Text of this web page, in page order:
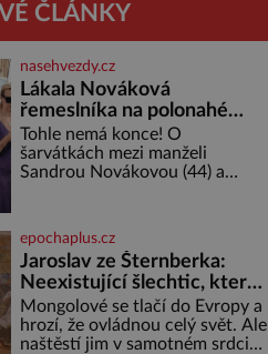
ČLÁNKY
nasehvezdy.cz
Lákala Nováková
řemeslníka na polonahé
tělo!
Tohle nemá konce! O
šarvátkách mezi manželi
Sandrou Novákovou (44) a
by doufal, že horká zem u
herečky ze seriálu Ulice a
režiséra vychladne,
epochaplus.cz
Jaroslav ze Šternberka:
Neexistující šlechtic, který
z Moravy vyžene Mongoly
Mongolové se tlačí do Evropy a
hrozí, že ovládnou celý svět. Ale
naštěstí jim v samotném srdci